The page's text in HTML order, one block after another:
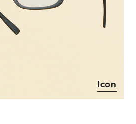
Icon